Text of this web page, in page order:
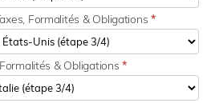
Formalités & Obligations*
& Obligations*